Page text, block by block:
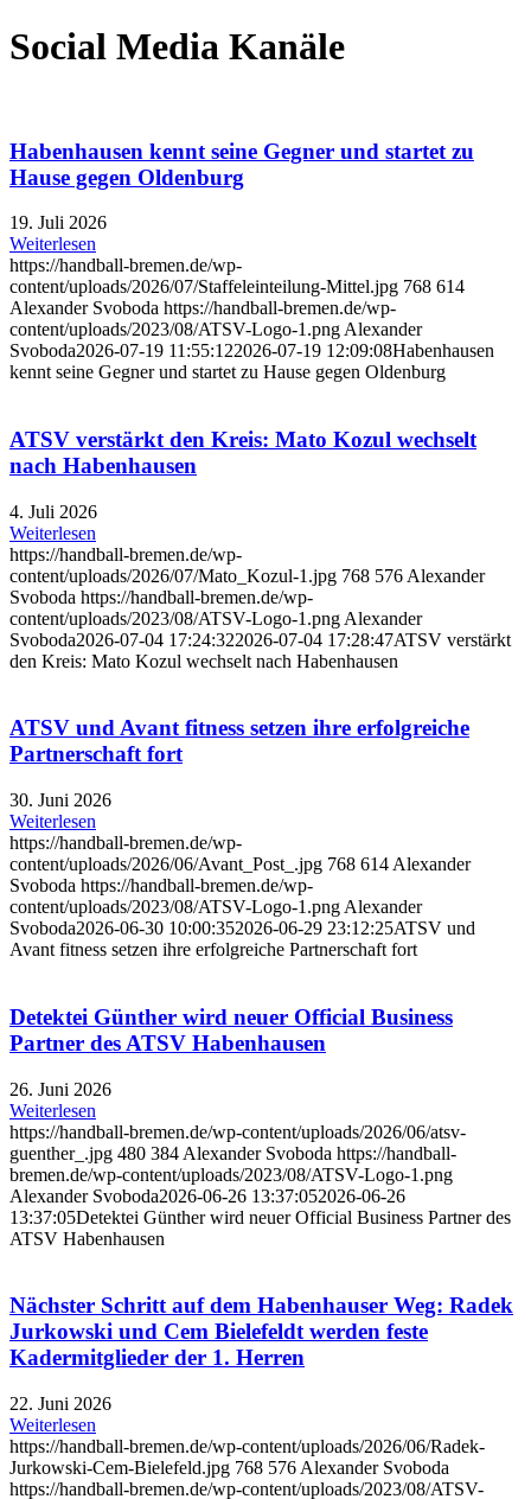
Social Media Kanäle
Habenhausen kennt seine Gegner und startet zu
Hause gegen Oldenburg
19. Juli 2026
Weiterlesen
https://handball-bremen.de/wp-
content/uploads/2026/07/Staffeleinteilung-Mittel.jpg 768 614
Alexander Svoboda https://handball-bremen.de/wp-
content/uploads/2023/08/ATSV-Logo-1.png Alexander
Svoboda2026-07-19 11:55:122026-07-19 12:09:08Habenhausen
kennt seine Gegner und startet zu Hause gegen Oldenburg
ATSV verstärkt den Kreis: Mato Kozul wechselt
nach Habenhausen
4. Juli 2026
Weiterlesen
https://handball-bremen.de/wp-
content/uploads/2026/07/Mato_Kozul-1.jpg 768 576 Alexander
Svoboda https://handball-bremen.de/wp-
content/uploads/2023/08/ATSV-Logo-1.png Alexander
Svoboda2026-07-04 17:24:322026-07-04 17:28:47ATSV verstärkt
den Kreis: Mato Kozul wechselt nach Habenhausen
ATSV und Avant fitness setzen ihre erfolgreiche
Partnerschaft fort
30. Juni 2026
Weiterlesen
https://handball-bremen.de/wp-
content/uploads/2026/06/Avant_Post_.jpg 768 614 Alexander
Svoboda https://handball-bremen.de/wp-
content/uploads/2023/08/ATSV-Logo-1.png Alexander
Svoboda2026-06-30 10:00:352026-06-29 23:12:25ATSV und
Avant fitness setzen ihre erfolgreiche Partnerschaft fort
Detektei Günther wird neuer Official Business
Partner des ATSV Habenhausen
26. Juni 2026
Weiterlesen
https://handball-bremen.de/wp-content/uploads/2026/06/atsv-
guenther_.jpg 480 384 Alexander Svoboda https://handball-
bremen.de/wp-content/uploads/2023/08/ATSV-Logo-1.png
Alexander Svoboda2026-06-26 13:37:052026-06-26
13:37:05Detektei Günther wird neuer Official Business Partner des
ATSV Habenhausen
Nächster Schritt auf dem Habenhauser Weg: Radek
Jurkowski und Cem Bielefeldt werden feste
Kadermitglieder der 1. Herren
22. Juni 2026
Weiterlesen
https://handball-bremen.de/wp-content/uploads/2026/06/Radek-
Jurkowski-Cem-Bielefeld.jpg 768 576 Alexander Svoboda
https://handball-bremen.de/wp-content/uploads/2023/08/ATSV-